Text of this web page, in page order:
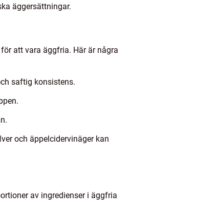
äggersättningar.
att vara äggfria. Här är några
saftig konsistens.
och äppelcidervinäger kan
av ingredienser i äggfria